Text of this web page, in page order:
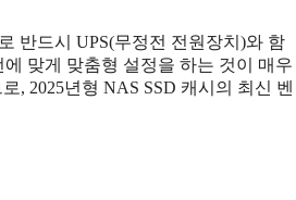
반드시 UPS(무정전 전원장치)와 함
맞게 맞춤형 설정을 하는 것이 매우
, 2025년형 NAS SSD 캐시의 최신 벤